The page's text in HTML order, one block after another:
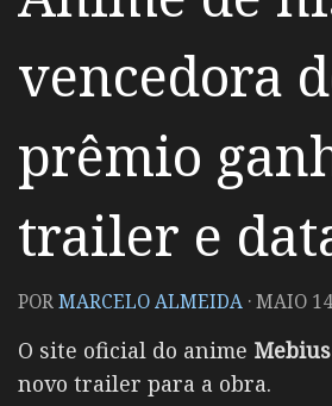
vencedora
prêmio
trailer e
PORMARCELO ALMEIDA ·MAIO
O site oficial do anime
novo trailer para a obra.